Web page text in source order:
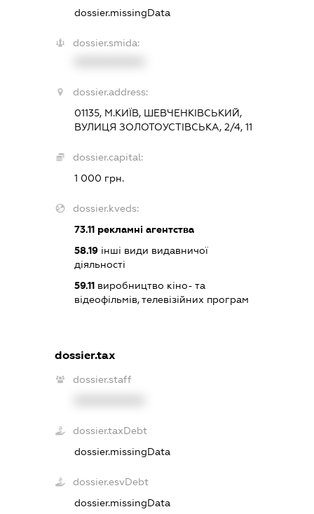
dossier.missingData
dossier.smida:
dossier.address:
01135, М.КИЇВ, ШЕВЧЕНКІВСЬКИЙ,
ВУЛИЦЯ ЗОЛОТОУСТІВСЬКА, 2/4, 11
dossier.capital:
1 000 грн.
dossier.kveds:
73.11 рекламні агентства
58.19 інші види видавничої
діяльності
59.11 виробництво кіно- та
відеофільмів, телевізійних програм
dossier.tax
dossier.staff
dossier.taxDebt
dossier.missingData
dossier.esvDebt
dossier.missingData